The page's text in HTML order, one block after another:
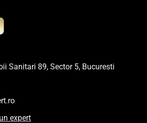
Sanitari 89, Sector 5, Bucuresti
expert